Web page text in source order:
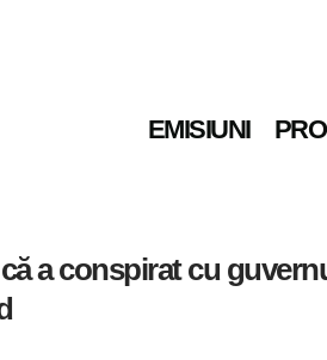
EMISIUNI
a conspirat cu